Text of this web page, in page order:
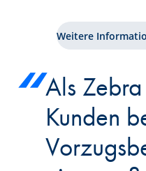
Weitere
Als
Kunden